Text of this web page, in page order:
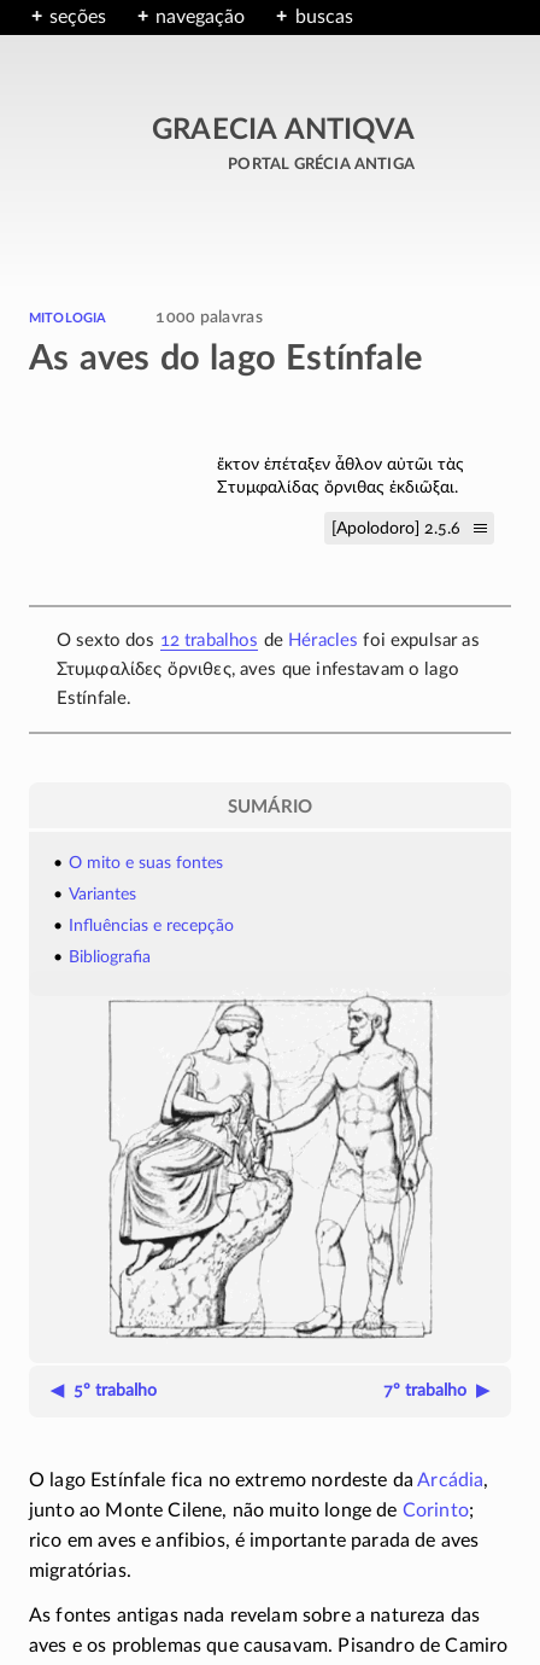
seções navegação buscas
GRAECIA ANTIQVA
portal grécia antiga
mitologia 1000 palavras
As aves do lago Estínfale
ἕκτον ἐπέταξεν ἆθλον αὐτῶι τὰς
Στυμφαλίδας ὄρνιθας ἐκδιῶξαι.
[Apolodoro] 2.5.6
O sexto dos 12 trabalhos de Héracles foi expulsar as
Στυμφαλίδες ὄρνιθες, aves que infestavam o lago
Estínfale.
SUMÁRIO
O mito e suas fontes
Variantes
Influências e recepção
Bibliografia
◀ 5º trabalho 7º trabalho ▶
O lago Estínfale fica no extremo nordeste daArcádia,
junto ao Monte Cilene, não muito longe de Corinto;
rico em aves e anfibios, é importante parada de aves
migratórias.
As fontes antigas nada revelam sobre a natureza das
aves e os problemas que causavam. Pisandro de Camiro